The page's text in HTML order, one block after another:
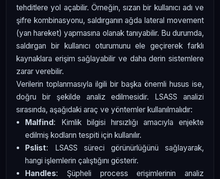
tehditlere yol açabilir. Örneğin, sızan bir kullanıcı adı ve
şifre kombinasyonu, saldırganın ağda lateral movement
(yan hareket) yapmasına olanak tanıyabilir. Bu durumda,
saldırgan bir kullanıcı oturumunu ele geçirerek farklı
kaynaklara erişim sağlayabilir ve daha derin sistemlere
zarar verebilir.
Verilerin toplanmasıyla ilgili bir başka önemli husus ise,
doğru bir şekilde analiz edilmesidir. LSASS analizi
sırasında, aşağıdaki araç ve yöntemler kullanılmalıdır:
Malfind: Kimlik bilgisi hırsızlığı amacıyla enjekte
edilmiş kodların tespiti için kullanılır.
Pslist: LSASS süreci görünürlüğünü sağlayarak,
hangi işlemlerin çalıştığını gösterir.
Handles: Şüpheli process erişimlerinin analiz